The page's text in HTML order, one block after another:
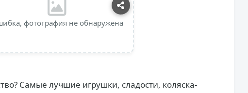
фотография не обнаружена
Самые лучшие игрушки, сладости, коляска-